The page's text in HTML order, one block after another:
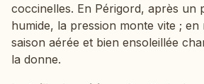
coccinelles. En Périgord, après un
humide, la pression monte vite ;
saison aérée et bien ensoleillée
la donne.